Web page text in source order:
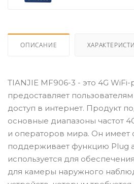
ОПИСАНИЕ
TIANJIE MF906-3 - это 4G
предоставляет
доступ в интернет. Продукт
основные диапазоны частот
и операторов мира. Он имеет
поддерживает функцию Plug
используется для
для камеры наружного